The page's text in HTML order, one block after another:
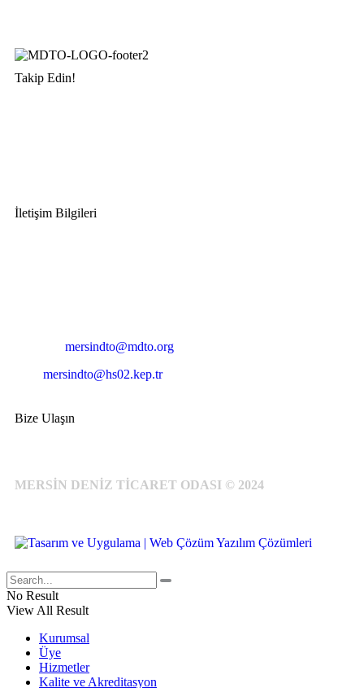
Takip Edin!
İletişim Bilgileri
mersindto@mdto.org
mersindto@hs02.kep.tr
Bize Ulaşın
MERSİN DENİZ TİCARET ODASI © 2024
No Result
View All Result
Kurumsal
Üye
Hizmetler
Kalite ve Akreditasyon